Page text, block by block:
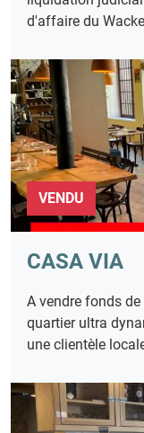
d'affaire du
VENDU
CASA VIA
A vendre fonds
quartier ultra
une clientèle